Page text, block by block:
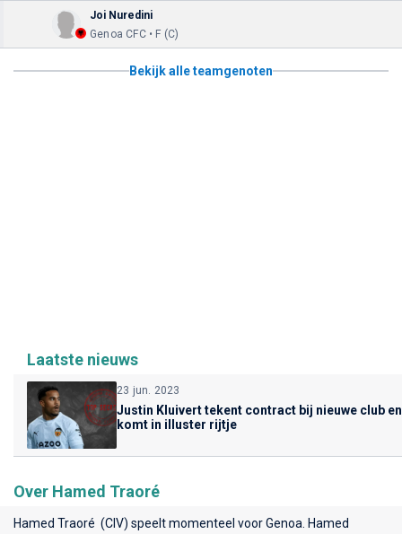
Joi Nuredini
Genoa CFC • F (C)
Bekijk alle teamgenoten
Laatste nieuws
23 jun. 2023
Justin Kluivert tekent contract bij nieuwe club en
komt in illuster rijtje
Over Hamed Traoré
Hamed Traoré (CIV) speelt momenteel voorGenoa . Hamed